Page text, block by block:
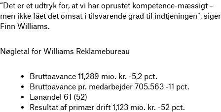
“Det er et udtryk for, at vi har oprustet kompetence-mæssigt –
men ikke fået det omsat i tilsvarende grad til indtjeningen”, siger
Finn Williams.
Nøgletal for Williams Reklamebureau
Bruttoavance 11,289 mio. kr. -5,2 pct.
Bruttoavance pr. medarbejder 705.563 -11 pct.
Lønandel 61 (52)
Resultat af primær drift 1,123 mio. kr. -52 pct.